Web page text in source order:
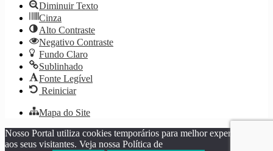
Diminuir Texto
Cinza
Alto Contraste
Negativo Contraste
Fundo Claro
Sublinhado
Fonte Legível
Reiniciar
Mapa do Site
Nosso Portal utiliza cookies temporários para melhor experiência
aos seus visitantes. Veja nossa Política de